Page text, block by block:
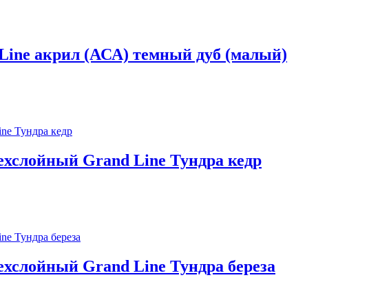
акрил (АСА) темный дуб (малый)
Grand Line Тундра кедр
Grand Line Тундра береза